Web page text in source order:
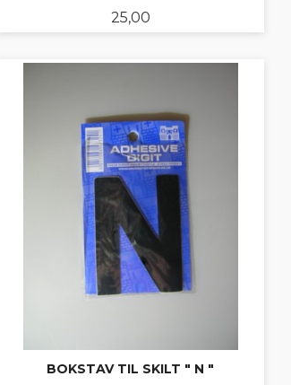
Pris
25,00
KJØP
BOKSTAV TIL SKILT " N "